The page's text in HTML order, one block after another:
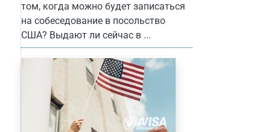
том, когда можно будет записаться
на собеседование в посольство
США? Выдают ли сейчас в ...